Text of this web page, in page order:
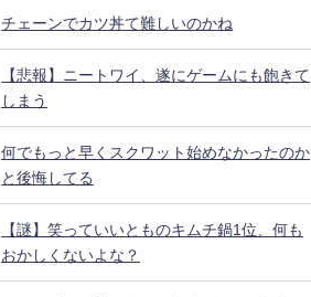
チェーンでカツ丼て難しいのかね
【悲報】ニートワイ、遂にゲームにも飽きて
しまう
何でもっと早くスクワット始めなかったのか
と後悔してる
【謎】笑っていいとものキムチ鍋1位、何も
おかしくないよな？